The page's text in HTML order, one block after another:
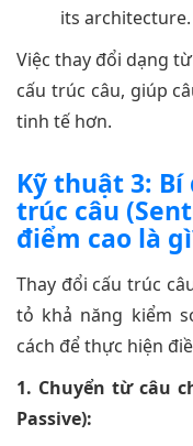
its architecture.
Việc thay đổi dạng
cấu trúc câu, giúp
tinh tế hơn.
Kỹ thuật 3:
trúc câu
điểm cao là
Thay đổi cấu trúc
tỏ khả năng kiểm
cách để thực hiện
1. Chuyển từ câu
Passive):